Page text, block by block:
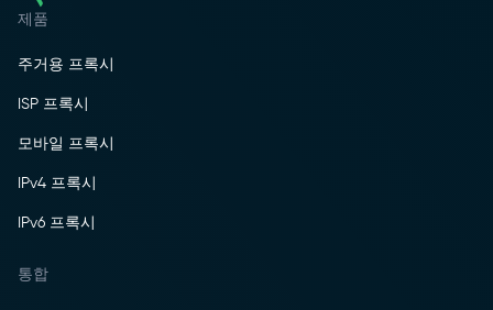
제품
주거용 프록시
ISP 프록시
모바일 프록시
IPv4 프록시
IPv6 프록시
통합